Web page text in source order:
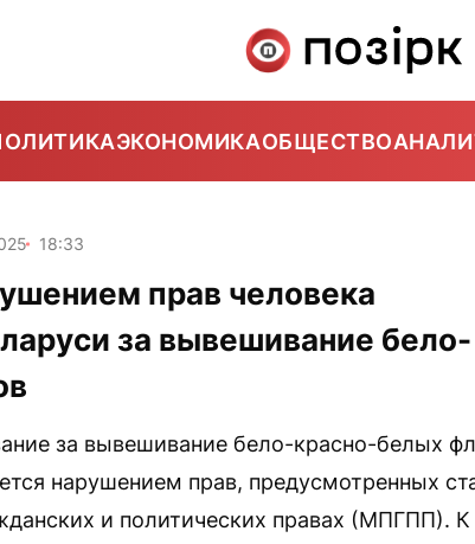
ЭКОНОМИКАОБЩЕСТВО
18:33
прав человека
за вывешивание бело-
за вывешивание бело-красно-белых
нарушением прав, предусмотренных
и политических правах (МПГПП).